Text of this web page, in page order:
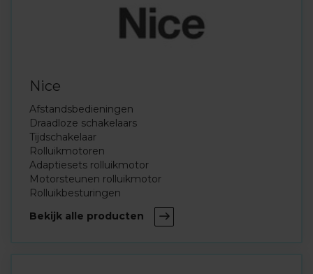
Nice
Afstandsbedieningen
Draadloze schakelaars
Tijdschakelaar
Rolluikmotoren
Adaptiesets rolluikmotor
Motorsteunen rolluikmotor
Rolluikbesturingen
Bekijk alle producten